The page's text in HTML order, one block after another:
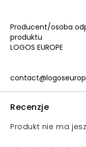
Producent/osoba
produktu
LOGOS EUROPE
Recenzje
Produkt nie ma